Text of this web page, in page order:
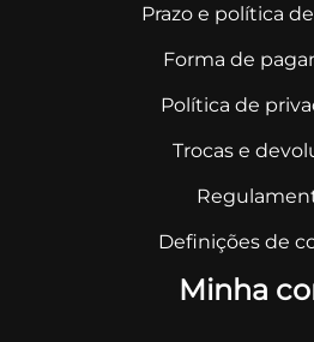
Prazo e política
Forma de
Política de
Trocas e
Definições de
Minha